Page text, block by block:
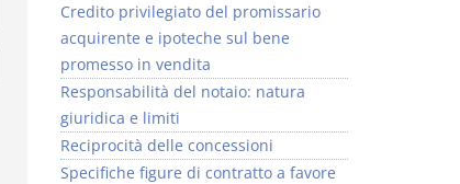
Credito privilegiato del promissario
acquirente e ipoteche sul bene
promesso in vendita
Responsabilità del notaio: natura
giuridica e limiti
Reciprocità delle concessioni
Specifiche figure di contratto a favore